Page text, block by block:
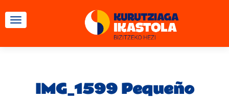
TOGGLE NAVIGATION
IMG_1599 Pequeño